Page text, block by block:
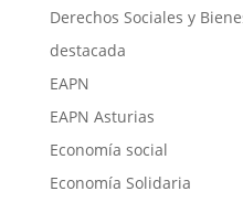
Derechos Sociales y
destacada
EAPN
EAPN Asturias
Economía social
Economía Solidaria